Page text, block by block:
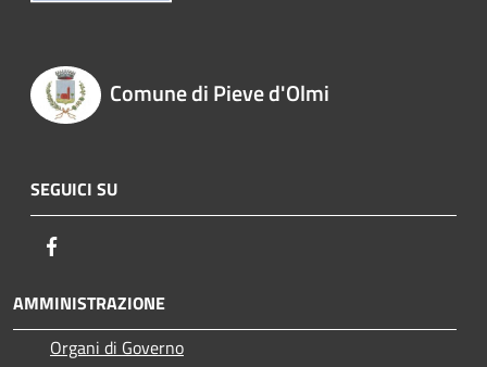
Comune di Pieve d'Olmi
SEGUICI SU
AMMINISTRAZIONE
Organi di Governo